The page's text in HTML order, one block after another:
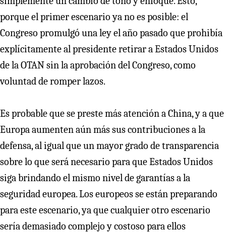
porque el primer escenario ya no es posible: el
Congreso promulgó una ley el año pasado que prohibía
explícitamente al presidente retirar a Estados Unidos
de la OTAN sin la aprobación del Congreso, como
voluntad de romper lazos.
Es probable que se preste más atención a China, y a que
Europa aumenten aún más sus contribuciones a la
defensa, al igual que un mayor grado de transparencia
sobre lo que será necesario para que Estados Unidos
siga brindando el mismo nivel de garantías a la
seguridad europea. Los europeos se están preparando
para este escenario, ya que cualquier otro escenario
sería demasiado complejo y costoso para ellos